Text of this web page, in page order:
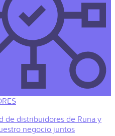
de distribuidores de Runa y
negocio juntos